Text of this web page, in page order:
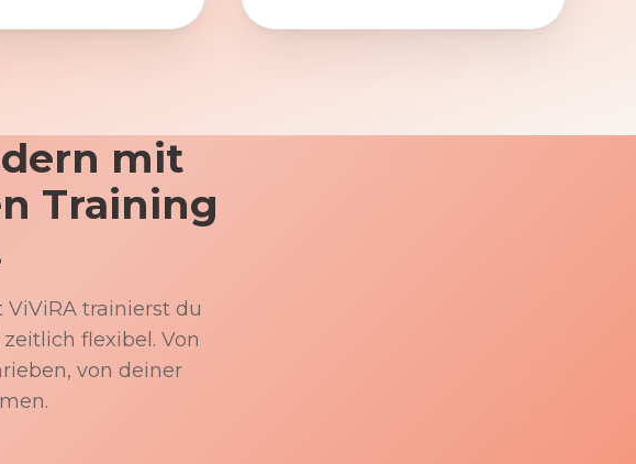
mit
Training
ViViRA trainierst du
flexibel. Von
von deiner